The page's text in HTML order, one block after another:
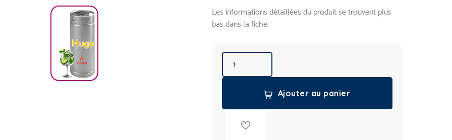
Les informations détaillées du produit se trouvent plus
bas dans la fiche.
Ajouter au panier